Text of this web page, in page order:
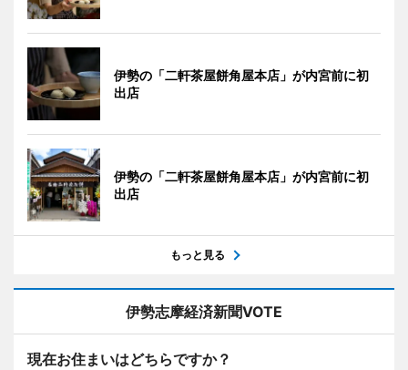
伊勢の「二軒茶屋餅角屋本店」が内宮前に初
出店
伊勢の「二軒茶屋餅角屋本店」が内宮前に初
出店
もっと見る
伊勢志摩経済新聞VOTE
現在お住まいはどちらですか？